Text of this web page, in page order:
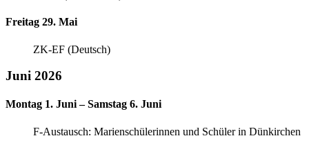
Freitag 29. Mai
ZK-EF (Deutsch)
Juni 2026
Montag 1. Juni – Samstag 6. Juni
F-Austausch: Marienschülerinnen und Schüler in Dünkirchen